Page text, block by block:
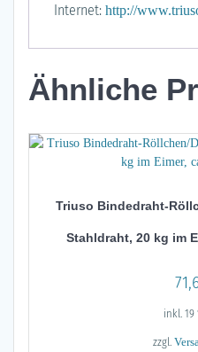
Internet: http://
Ähnliche
Triuso Bindedraht-
Stahldraht, 20 kg im
inkl. 19
zzgl.